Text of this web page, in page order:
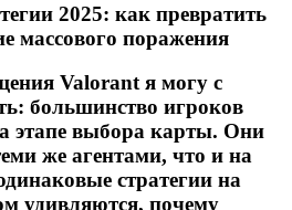
2025: как превратить
массового поражения
Valorant я могу с
большинство игроков
этапе выбора карты. Они
же агентами, что и на
стратегии на
удивляются, почему